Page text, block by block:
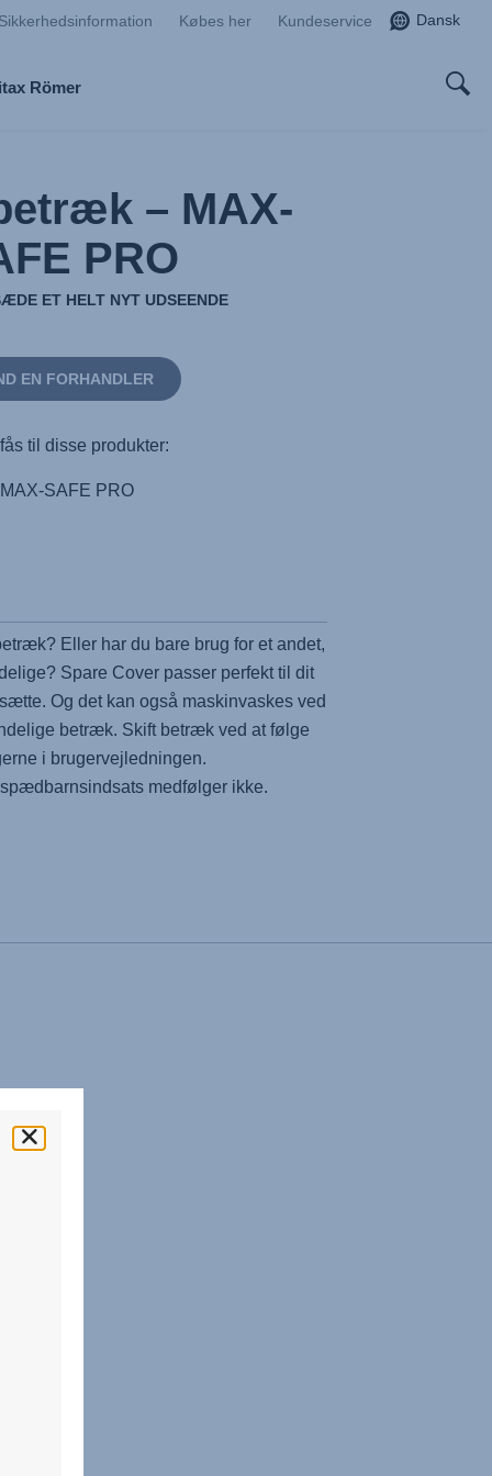
Sikkerhedsinformation Købes her Kundeservice Dansk
Römer
– MAX-
PRO
ET HELT NYT UDSEENDE
EN FORHANDLER
til disse produkter:
MAX-SAFE PRO
Eller har du bare brug for et andet,
Spare Cover passer perfekt til dit
Og det kan også maskinvaskes ved
betræk. Skift betræk ved at følge
i brugervejledningen.
medfølger ikke.